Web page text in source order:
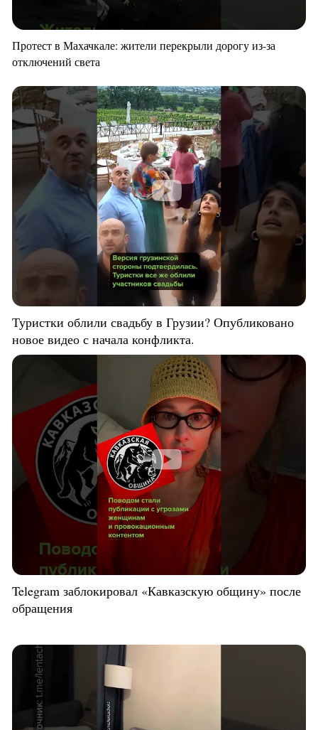
Протест в Махачкале: жители перекрыли дорогу из-за
отключений света
Туристки облили свадьбу в Грузии? Опубликовано
новое видео с начала конфликта.
Telegram заблокировал «Кавказскую общину» после
обращения